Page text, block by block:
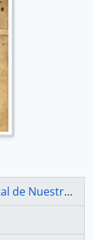
de los Dolores